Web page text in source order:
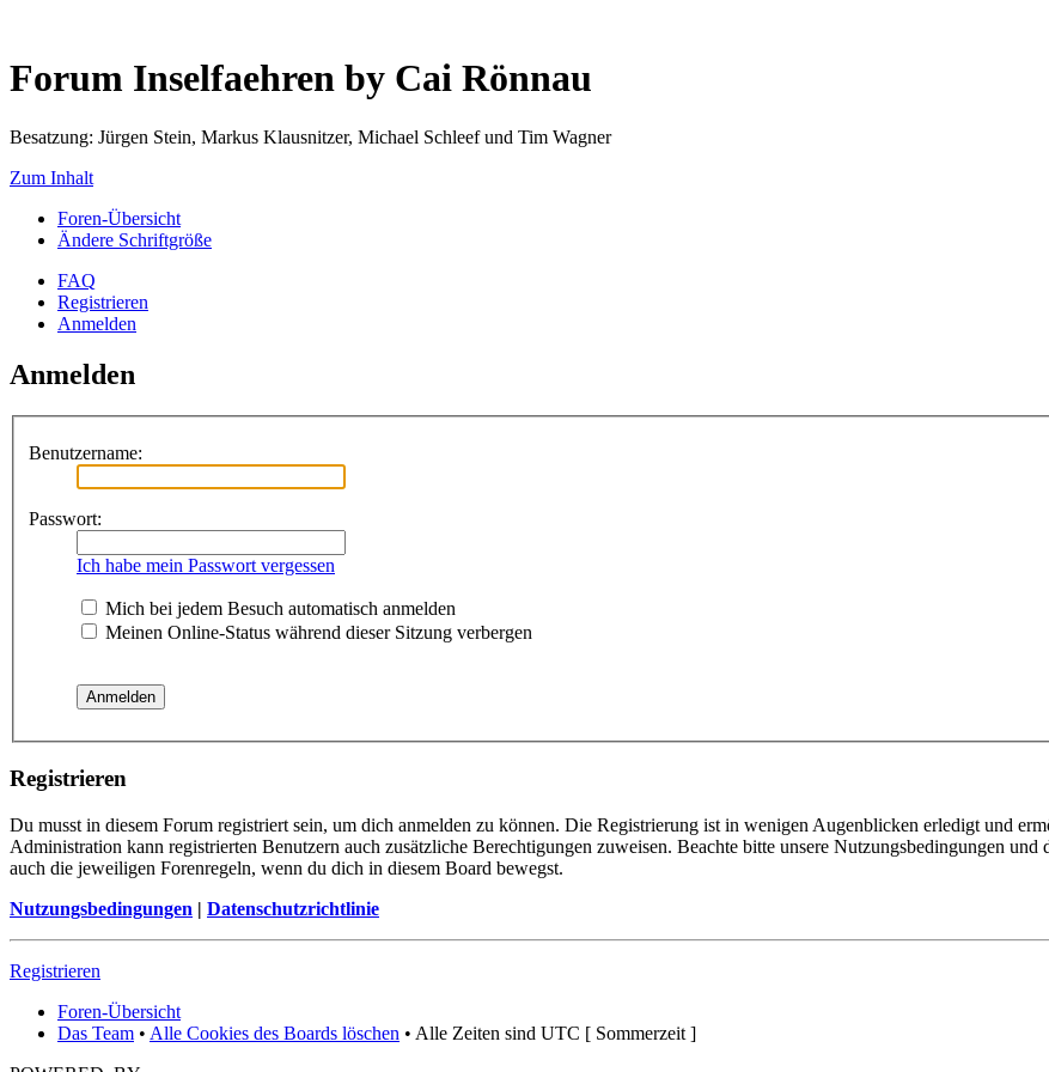
Forum Inselfaehren by Cai Rönnau
Besatzung: Jürgen Stein, Markus Klausnitzer, Michael Schleef und Tim Wagner
Zum Inhalt
Foren-Übersicht
Ändere Schriftgröße
FAQ
Registrieren
Anmelden
Anmelden
Benutzername:
Passwort:
Ich habe mein Passwort vergessen
Mich bei jedem Besuch automatisch anmelden
Meinen Online-Status während dieser Sitzung verbergen
Registrieren
Du musst in diesem Forum registriert sein, um dich anmelden zu können. Die Registrierung ist in wenigen Augenblicken erledigt und
Administration kann registrierten Benutzern auch zusätzliche Berechtigungen zuweisen. Beachte bitte unsere Nutzungsbedingungen
auch die jeweiligen Forenregeln, wenn du dich in diesem Board bewegst.
Nutzungsbedingungen | Datenschutzrichtlinie
Registrieren
Foren-Übersicht
Das Team • Alle Cookies des Boards löschen • Alle Zeiten sind UTC [ Sommerzeit ]